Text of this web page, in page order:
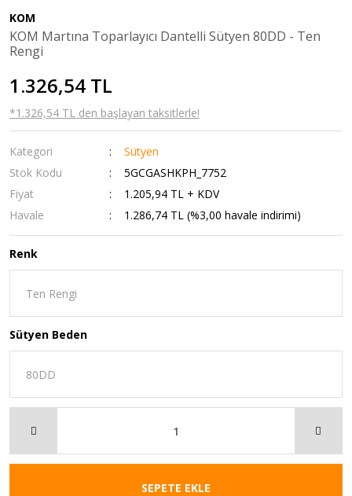
KOM
KOM Martına Toparlayıcı Dantelli Sütyen 80DD - Ten
Rengi
1.326,54 TL
*1.326,54 TL den başlayan taksitlerle!
Kategori
Sütyen
Stok Kodu
5GCGASHKPH_7752
Fiyat
1.205,94 TL + KDV
Havale
1.286,74 TL (%3,00 havale indirimi)
Renk
Sütyen Beden
SEPETE EKLE